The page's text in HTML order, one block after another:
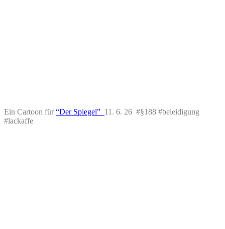
Ein Cartoon für “Der Spiegel” 11. 6. 26 #§188 #beleidigung
#lackaffe